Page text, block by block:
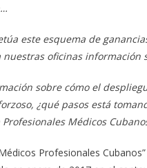
este esquema de
oficinas información
sobre cómo el
¿qué pasos está
Médicos
Profesionales